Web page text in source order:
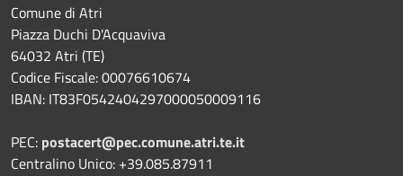
Comune di Atri
Piazza Duchi D'Acquaviva
64032 Atri (TE)
Codice Fiscale: 00076610674
IBAN: IT83F0542404297000050009116
PEC: postacert@pec.comune.atri.te.it
Centralino Unico: +39.085.87911